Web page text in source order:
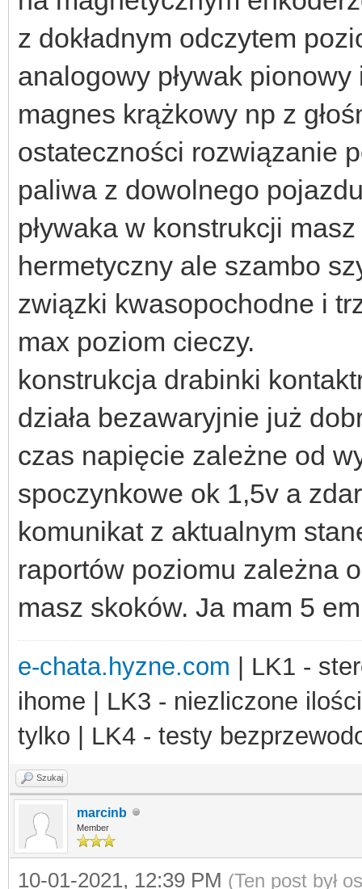
z dokładnym odczytem
analogowy pływak
magnes krążkowy np z
ostateczności rozwiązanie
paliwa z dowolnego
pływaka w konstrukcji
hermetyczny ale szambo
związki kwasopochodne i
max poziom cieczy.
konstrukcja drabinki
działa bezawaryjnie już
czas napięcie zależne od
spoczynkowe ok 1,5v a
komunikat z aktualnym
raportów poziomu zależna
masz skoków. Ja mam 5
e-chata.hyzne.com | LK1 -
ihome | LK3 - niezliczone
tylko | LK4 - testy
Szukaj
marcinb
Member
10-01-2021, 12:39 PM (Ten post był